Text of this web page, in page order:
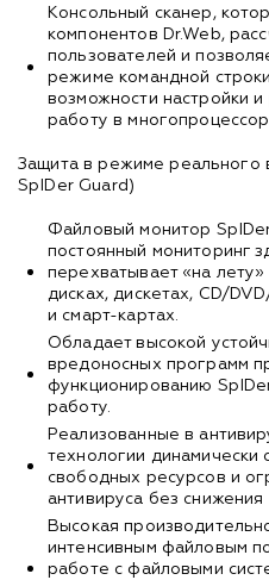
Консольный сканер,
компонентов Dr.Web,
пользователей и
режиме командной
возможности настройки и
работу в
Защита в режиме реального
SpIDer Guard)
Файловый монитор
постоянный мониторинг
перехватывает «на
дисках, дискетах, CD/
и смарт-картах.
Обладает высокой
вредоносных программ
функционированию
работу.
Реализованные в
технологии динамически
свободных ресурсов и
антивируса без
Высокая
интенсивным файловым
работе с файловыми